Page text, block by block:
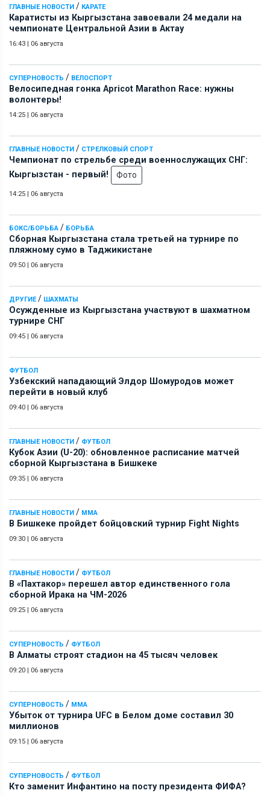
ГЛАВНЫЕ НОВОСТИ / КАРАТЕ
Каратисты из Кыргызстана завоевали 24 медали на
чемпионате Центральной Азии в Актау
16:43 | 06 августа
СУПЕРНОВОСТЬ / ВЕЛОСПОРТ
Велосипедная гонка Apricot Marathon Race: нужны
волонтеры!
14:25 | 06 августа
ГЛАВНЫЕ НОВОСТИ / СТРЕЛКОВЫЙ СПОРТ
Чемпионат по стрельбе среди военнослужащих СНГ:
Кыргызстан - первый!
Фото
14:25 | 06 августа
БОКС/БОРЬБА / БОРЬБА
Сборная Кыргызстана стала третьей на турнире по
пляжному сумо в Таджикистане
09:50 | 06 августа
ДРУГИЕ/ ШАХМАТЫ
Осужденные из Кыргызстана участвуют в шахматном
турнире СНГ
09:45 | 06 августа
ФУТБОЛ
Узбекский нападающий Элдор Шомуродов может
перейти в новый клуб
09:40 | 06 августа
ГЛАВНЫЕ НОВОСТИ / ФУТБОЛ
Кубок Азии (U-20): обновленное расписание матчей
сборной Кыргызстана в Бишкеке
09:35 | 06 августа
ГЛАВНЫЕ НОВОСТИ / ММА
В Бишкеке пройдет бойцовский турнир Fight Nights
09:30 | 06 августа
ГЛАВНЫЕ НОВОСТИ / ФУТБОЛ
В «Пахтакор» перешел автор единственного гола
сборной Ирака на ЧМ-2026
09:25 | 06 августа
СУПЕРНОВОСТЬ / ФУТБОЛ
В Алматы строят стадион на 45 тысяч человек
09:20 | 06 августа
СУПЕРНОВОСТЬ / ММА
Убыток от турнира UFC в Белом доме составил 30
миллионов
09:15 | 06 августа
СУПЕРНОВОСТЬ / ФУТБОЛ
Кто заменит Инфантино на посту президента ФИФА?